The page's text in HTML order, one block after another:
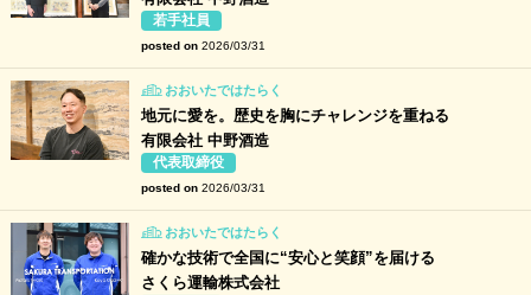
若手社員
posted on 2026/03/31
おおいたではたらく
地元に愛を。歴史を胸にチャレンジを重ねる
有限会社 中野酒造
代表取締役
posted on 2026/03/31
おおいたではたらく
確かな技術で全国に“安心と笑顔”を届ける
さくら運輸株式会社